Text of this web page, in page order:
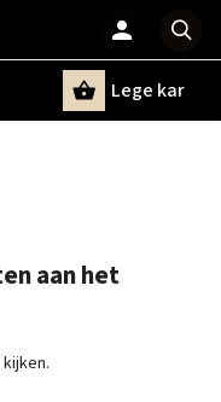
Lege kar
aan het